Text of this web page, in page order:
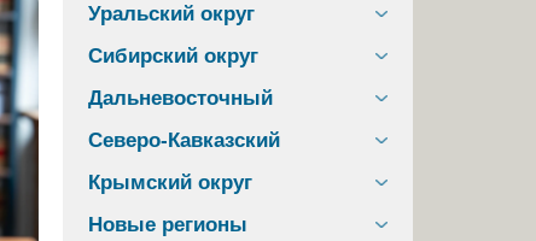
Уральский округ
Сибирский округ
Дальневосточный
Северо-Кавказский
Крымский округ
Новые регионы